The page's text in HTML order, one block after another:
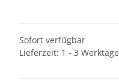
Sofort verfügbar
Lieferzeit: 1 - 3 Werktage